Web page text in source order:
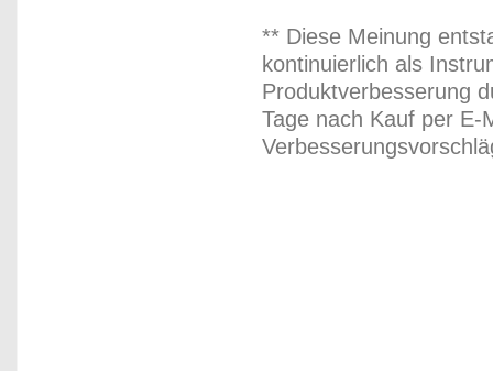
** Diese Meinung
kontinuierlich als
Produktverbesserung
Tage nach Kauf per E-